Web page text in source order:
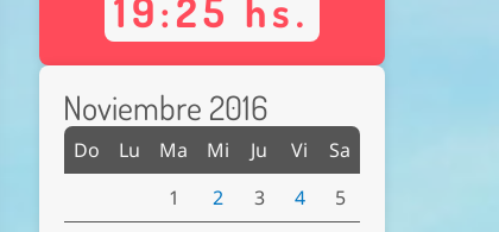
19:25 hs.
Noviembre 2016
Do Lu Ma Mi Ju Vi
Sa
1
2 3 4
5